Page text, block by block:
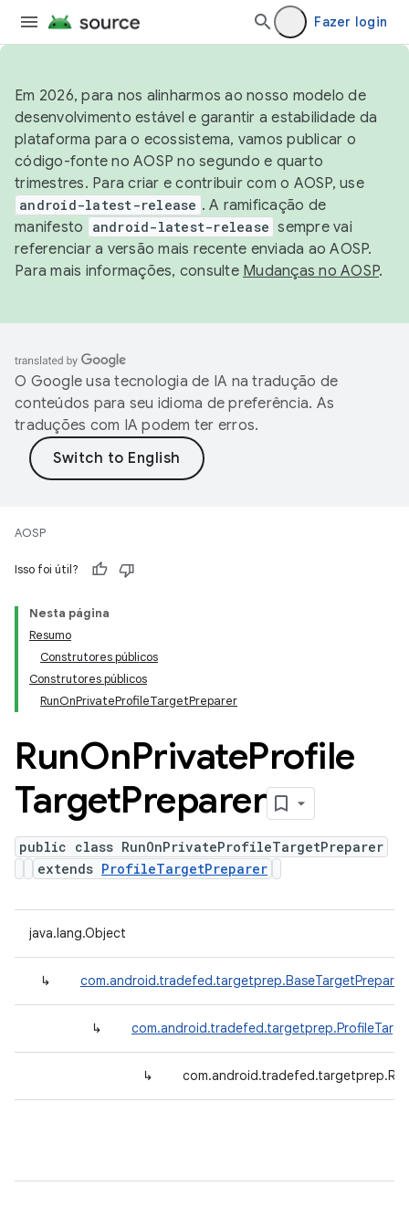
Fazer login
Em 2026, para nos alinharmos ao nosso modelo de
desenvolvimento estável e garantir a estabilidade da
plataforma para o ecossistema, vamos publicar o
código-fonte no AOSP no segundo e quarto
trimestres. Para criar e contribuir com o AOSP, use
android-latest-release . A ramificação de
manifesto
android-latest-release sempre vai
referenciar a versão mais recente enviada ao AOSP.
Para mais informações, consulte Mudanças no AOSP.
O Google usa tecnologia de IA na tradução de
conteúdos para seu idioma de preferência. As
traduções com IA podem ter erros.
AOSP
Isso foi útil?
Nesta página
Resumo
Construtores públicos
Construtores públicos
RunOnPrivateProfileTargetPreparer
RunOnPrivateProfile
TargetPreparer
public class RunOnPrivateProfileTargetPreparer
extends ProfileTargetPreparer
java.lang.Object
↳ com.android.tradefed.targetprep.BaseTargetPreparer
↳
↳